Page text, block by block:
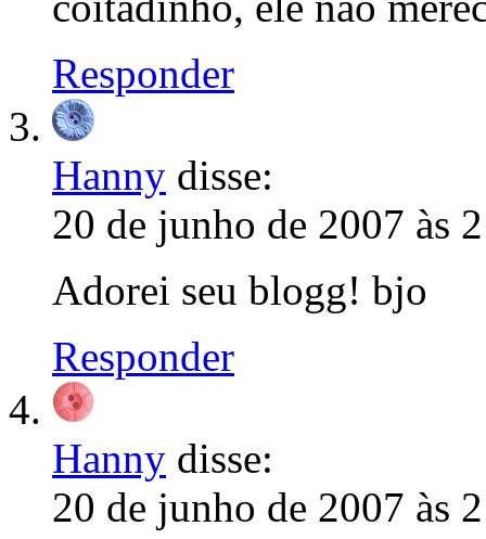
Responder
Hanny disse:
20 de junho de 2007 às
Adorei seu blogg! bjo
Responder
Hanny disse:
20 de junho de 2007 às